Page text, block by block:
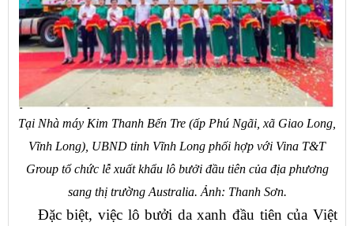
Tại Nhà máy Kim Thanh Bến Tre (ấp Phú Ngãi, xã Giao Long,
Vĩnh Long), UBND tỉnh Vĩnh Long phối hợp với Vina T&T
Group tổ chức lễ xuất khẩu lô bưởi đầu tiên của địa phương
sang thị trường Australia. Ảnh: Thanh Sơn.
Đặc biệt, việc lô bưởi da xanh đầu tiên của Việt